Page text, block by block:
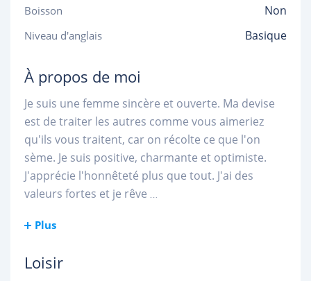
Boisson Non
Niveau d'anglais Basique
À propos de moi
Je suis une femme sincère et ouverte. Ma devise
est de traiter les autres comme vous aimeriez
qu'ils vous traitent, car on récolte ce que l'on
sème. Je suis positive, charmante et optimiste.
J'apprécie l'honnêteté plus que tout. J'ai des
valeurs fortes et je rêve ...
Plus
Loisir